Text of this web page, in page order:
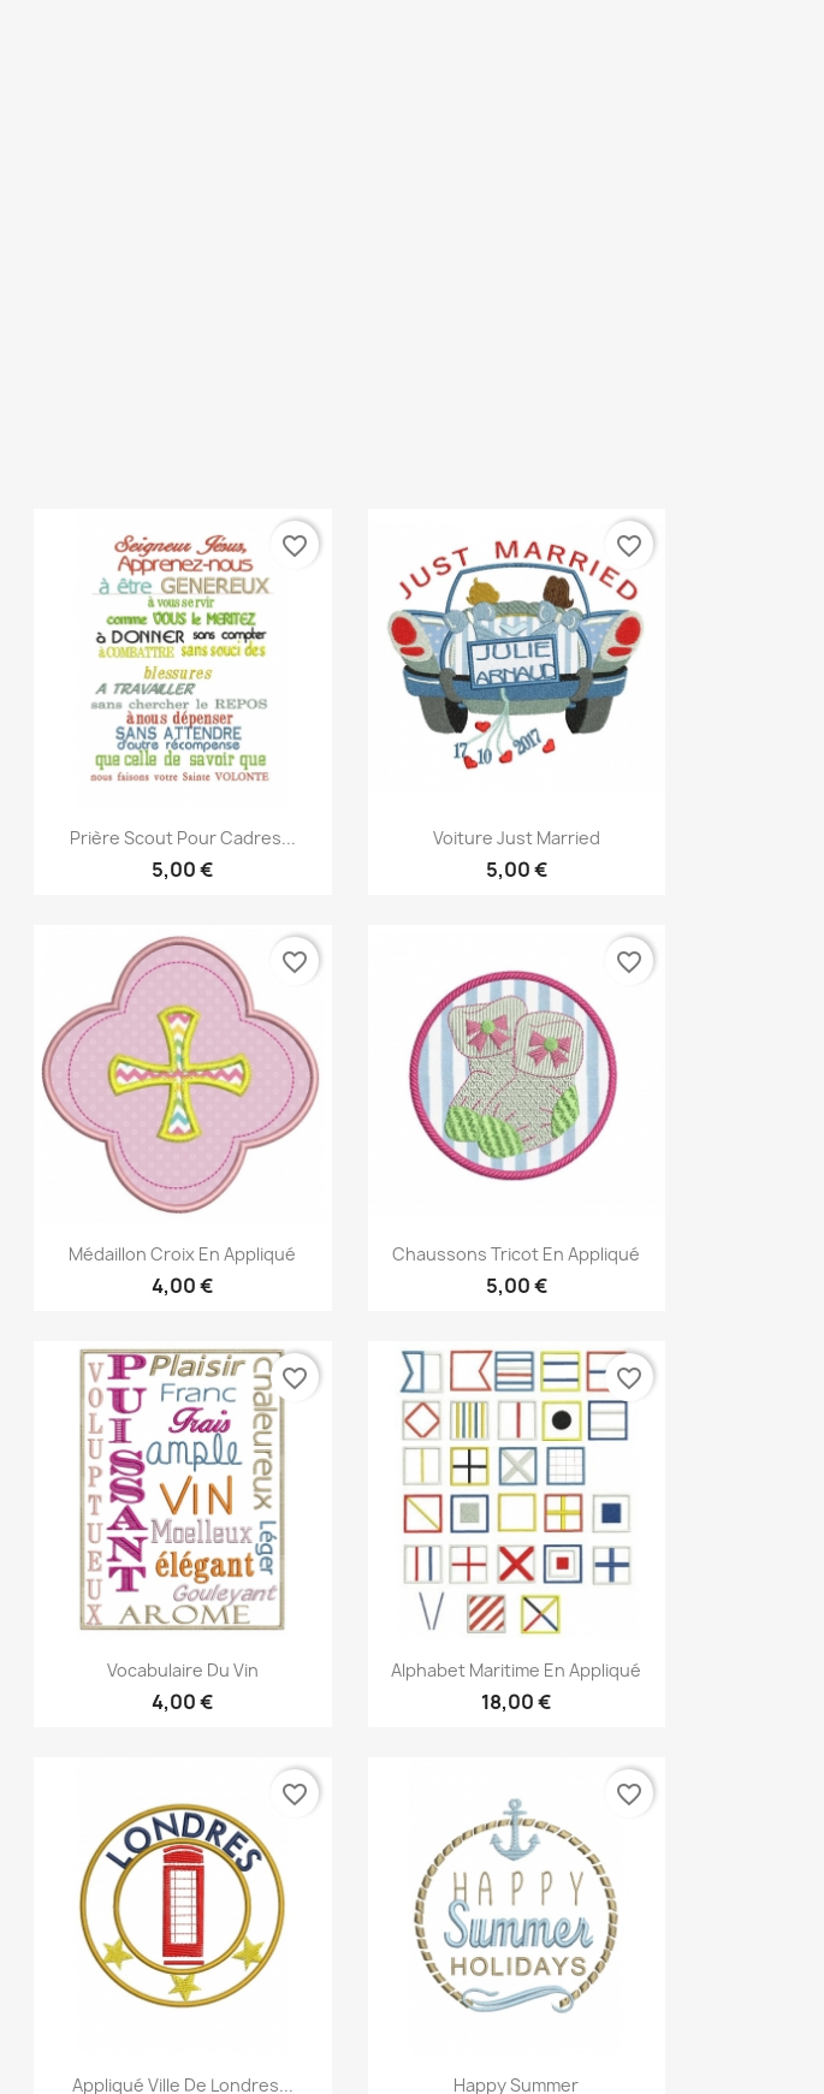
Aperçu rapide
Prière Scout Pour Cadres...
5,00 €
favorite_border
Aperçu rapide
Voiture Just Married
5,00 €
favorite_border
Aperçu rapide
Médaillon Croix En Appliqué
4,00 €
favorite_border
Aperçu rapide
Chaussons Tricot En Appliqué
5,00 €
favorite_border
Aperçu rapide
Vocabulaire Du Vin
4,00 €
favorite_border
Aperçu rapide
Alphabet Maritime En Appliqué
18,00 €
favorite_border
Aperçu rapide
Appliqué Ville De Londres...
favorite_border
Aperçu rapide
Happy Summer
favorite_border